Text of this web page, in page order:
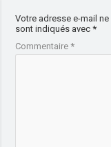
Votre adresse e-mail
sont indiqués avec*
Commentaire*